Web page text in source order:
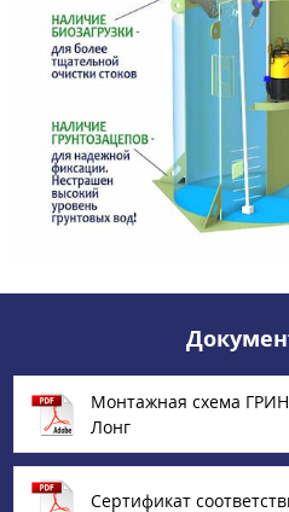
Монтажная схема
Лонг
Сертификат